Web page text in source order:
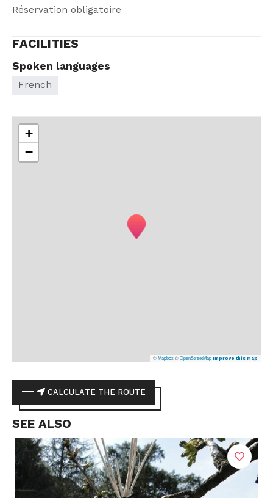
Réservation obligatoire
FACILITIES
Spoken languages
French
+
−
©Mapbox©OpenStreetMap Improve this map
CALCULATE THE ROUTE
SEE ALSO